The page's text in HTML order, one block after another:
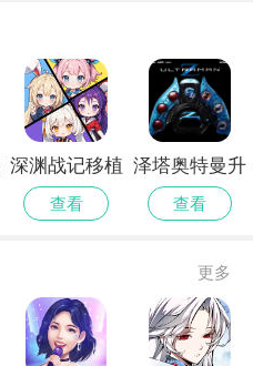
深渊战记移植
版
查看
泽塔奥特曼升
华器模拟器最
新版
查看
更多